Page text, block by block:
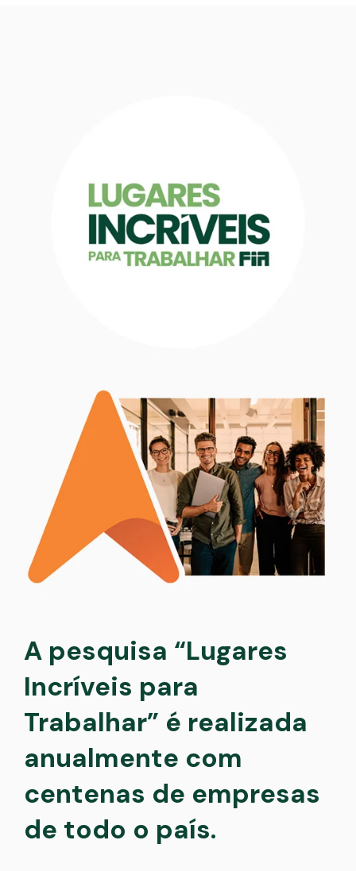
A pesquisa “Lugares
Incríveis para
Trabalhar” é realizada
anualmente com
centenas de empresas
de todo o país.